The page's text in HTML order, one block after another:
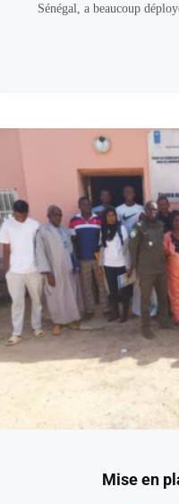
Sénégal, a beaucoup
Mise en